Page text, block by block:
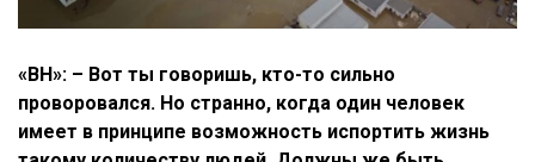
«ВН»: – Вот ты говоришь, кто-то сильно
проворовался. Но странно, когда один человек
имеет в принципе возможность испортить жизнь